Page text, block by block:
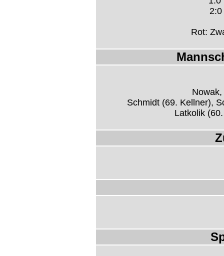
Rot:
Schmidt (69. Kellner),
Latkolik